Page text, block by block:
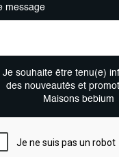
message
Je souhaite être tenu(e)
des nouveautés et
Maisons bebium